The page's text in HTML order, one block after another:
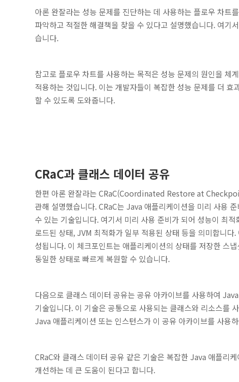
아론 완잘라는 성능 문제를 진단하는 데 사용하는 플로우 차트
파악하고 적절한 해결책을 찾을 수 있다고 설명했습니다. 여기
습니다.
참고로 플로우 차트를 사용하는 목적은 성능 문제의 원인을 체
적용하는 것입니다. 이는 개발자들이 복잡한 성능 문제를 더
할 수 있도록 도와줍니다.
CRaC과 클래스 데이터 공유
한편 아론 완잘라는 CRaC(Coordinated Restore at
관해 설명했습니다. CRaC는 Java 애플리케이션을 미리 사용
수 있는 기술입니다. 여기서 미리 사용 준비가 되어 성능이 최
로드된 상태, JVM 최적화가 일부 적용된 상태 등을 의미합니다.
성됩니다. 이 체크포인트는 애플리케이션의 상태를 저장한 스
동일한 상태로 빠르게 복원할 수 있습니다.
다음으로 클래스 데이터 공유는 공유 아카이브를 사용하여
기술입니다. 이 기술은 공통으로 사용되는 클래스와 리소스를
Java 애플리케이션 또는 인스턴스가 이 공유 아카이브를 사용
CRaC와 클래스 데이터 공유 같은 기술은 복잡한 Java 애플리
개선하는 데 큰 도움이 된다고 합니다.